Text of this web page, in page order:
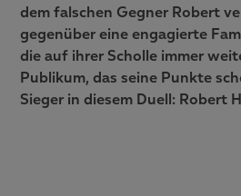
dem falschen Gegner Robert
gegenüber eine engagierte
die auf ihrer Scholle immer
Publikum, das seine Punkte
Sieger in diesem Duell: Robert